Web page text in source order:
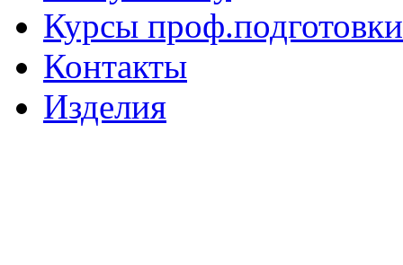
Курсы проф.подготовки
Контакты
Изделия